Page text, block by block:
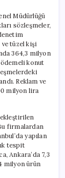
Müdürlüğü
sözleşmeler,
tüzel kişi
364,3 milyon
konut
Reklam ve
milyon lira
firmalardan
yapılan
tespit
Ankara’da 7,3
milyon ürün